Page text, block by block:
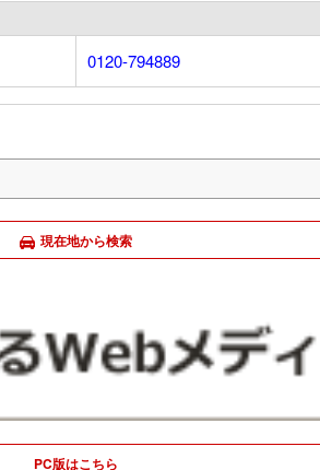
0120-794889
現在地から検索
PC版はこちら